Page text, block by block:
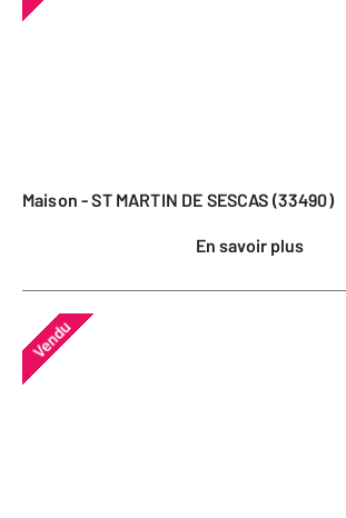
Maison - ST MARTIN DE SESCAS (33490)
En savoir plus
Vendu